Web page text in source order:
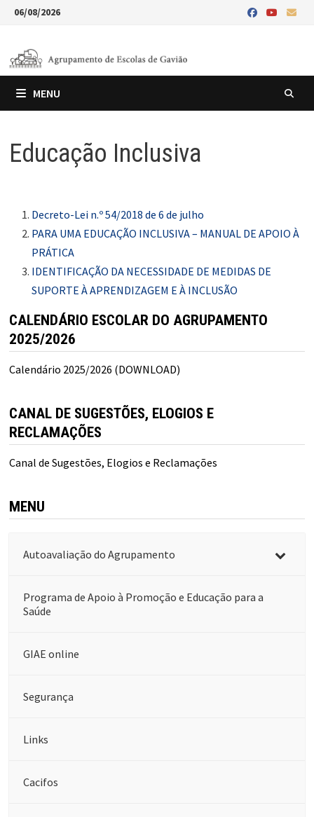
Skip06/08/2026
MENU
Educação Inclusiva
Decreto-Lei n.º 54/2018 de 6 de julho
PARA UMA EDUCAÇÃO INCLUSIVA – MANUAL DE APOIO À
PRÁTICA
IDENTIFICAÇÃO DA NECESSIDADE DE MEDIDAS DE
SUPORTE À APRENDIZAGEM E À INCLUSÃO
CALENDÁRIO ESCOLAR DO AGRUPAMENTO
2025/2026
Calendário 2025/2026 (DOWNLOAD)
CANAL DE SUGESTÕES, ELOGIOS E
RECLAMAÇÕES
Canal de Sugestões, Elogios e Reclamações
MENU
Autoavaliação do Agrupamento
Programa de Apoio à Promoção e Educação para a
Saúde
GIAE online
Segurança
Links
Cacifos